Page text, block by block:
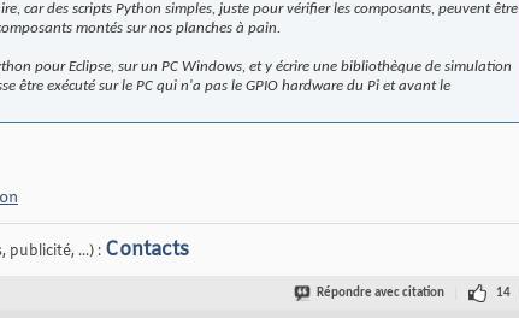
car des scripts Python simples, juste pour vérifier les composants, peuvent être
montés sur nos planches à pain.
pour Eclipse, sur un PC Windows, et y écrire une bibliothèque de simulation
être exécuté sur le PC qui n'a pas le GPIO hardware du Pi et avant le
publicité, ...) : Contacts
Répondre avec citation 14